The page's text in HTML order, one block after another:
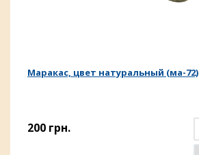
Маракас, цвет натуральный (ма-72)
200 грн.